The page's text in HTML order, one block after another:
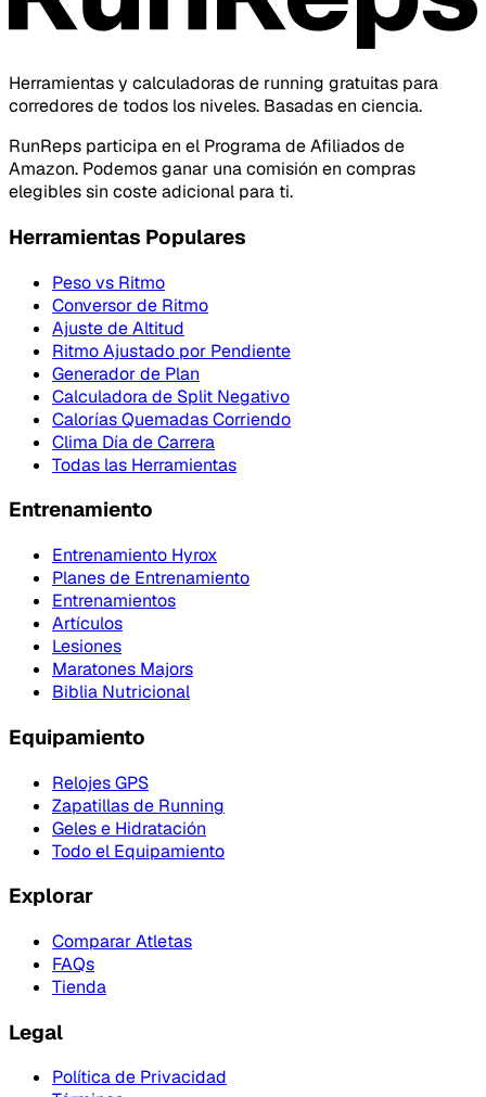
Herramientas y calculadoras de running gratuitas para
corredores de todos los niveles. Basadas en ciencia.
RunReps participa en el Programa de Afiliados de
Amazon. Podemos ganar una comisión en compras
elegibles sin coste adicional para ti.
Herramientas Populares
Peso vs Ritmo
Conversor de Ritmo
Ajuste de Altitud
Ritmo Ajustado por Pendiente
Generador de Plan
Calculadora de Split Negativo
Calorías Quemadas Corriendo
Clima Día de Carrera
Todas las Herramientas
Entrenamiento
Entrenamiento Hyrox
Planes de Entrenamiento
Entrenamientos
Artículos
Lesiones
Maratones Majors
Biblia Nutricional
Equipamiento
Relojes GPS
Zapatillas de Running
Geles e Hidratación
Todo el Equipamiento
Explorar
Comparar Atletas
FAQs
Tienda
Legal
Política de Privacidad